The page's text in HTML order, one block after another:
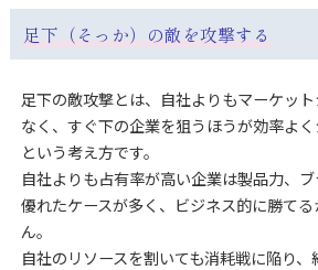
足下（そっか）の敵を攻撃する
足下の敵攻撃とは、自社よりもマーケッ
なく、すぐ下の企業を狙うほうが効率よ
という考え方です。
自社よりも占有率が高い企業は製品力、
優れたケースが多く、ビジネス的に勝て
ん。
自社のリソースを割いても消耗戦に陥り